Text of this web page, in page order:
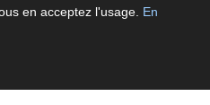
en acceptez l'usage. En